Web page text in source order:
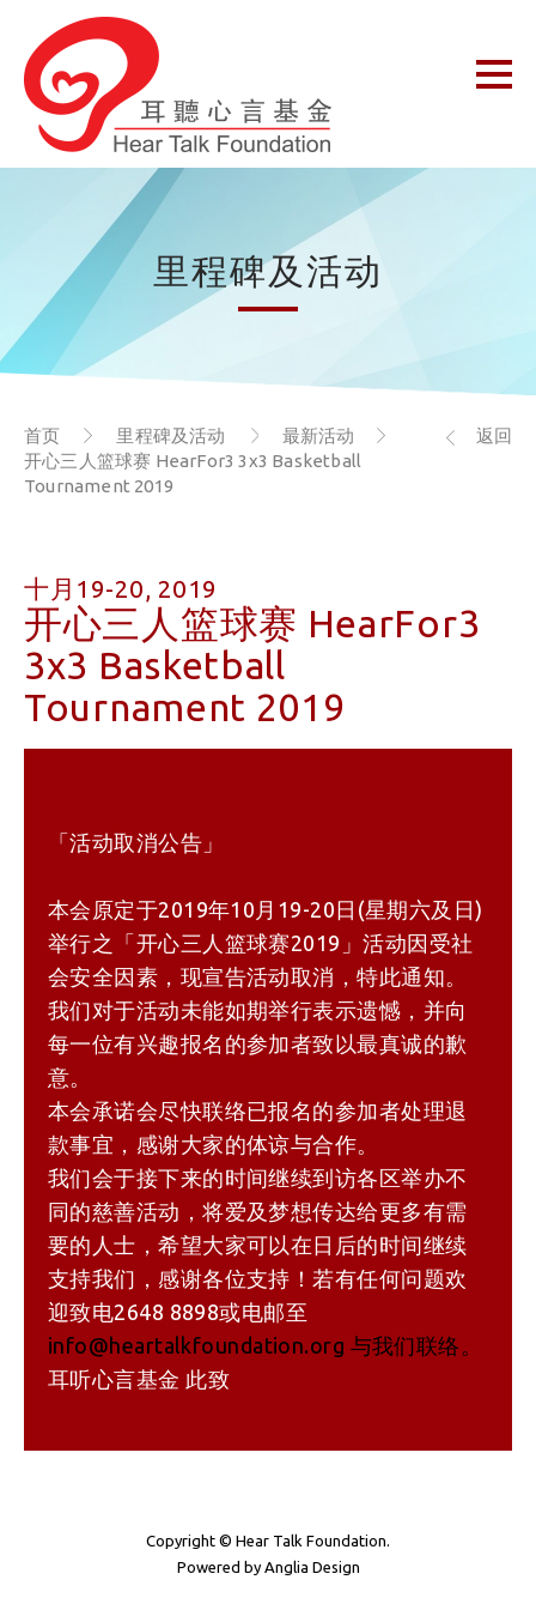
里程碑及活动
首页 里程碑及活动
最新活动
开心三人篮球赛 HearFor3 3x3 Basketball
Tournament 2019
返回
十月19-20, 2019
开心三人篮球赛 HearFor3
3x3 Basketball
Tournament 2019
「活动取消公告」
本会原定于2019年10月19-20日(星期六及日)
举行之「开心三人篮球赛2019」活动因受社
会安全因素，现宣告活动取消，特此通知。
我们对于活动未能如期举行表示遗憾，并向
每一位有兴趣报名的参加者致以最真诚的歉
意。
本会承诺会尽快联络已报名的参加者处理退
款事宜，感谢大家的体谅与合作。
我们会于接下来的时间继续到访各区举办不
同的慈善活动，将爱及梦想传达给更多有需
要的人士，希望大家可以在日后的时间继续
支持我们，感谢各位支持！若有任何问题欢
迎致电2648 8898或电邮至
info@heartalkfoundation.org 与我们联络。
耳听心言基金 此致
Copyright © Hear Talk Foundation.
Powered by Anglia Design